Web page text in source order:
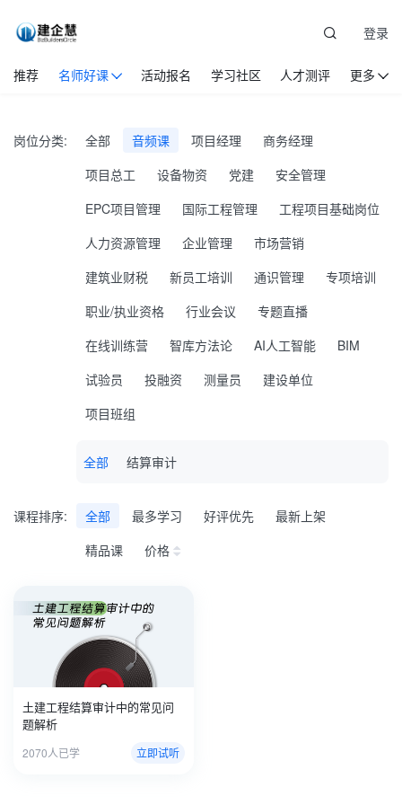
推荐 名师好课 活动报名 学习社区 人才测评 更多
登录
岗位分类: 全部 音频课 项目经理
商务经理
项目总工
设备物资 党建
安全管理
EPC项目管理
国际工程管理
工程项目基础岗位
人力资源管理
企业管理
市场营销
建筑业财税
新员工培训 通识管理
专项培训
职业/执业资格
行业会议
专题直播
在线训练营
智库方法论 AI人工智能
BIM
试验员
投融资 测量员
建设单位
项目班组
全部 结算审计
课程排序: 全部 最多学习 好评优先
最新上架
精品课
价格
土建工程结算审计中的常见问
题解析
2070人已学 立即试听